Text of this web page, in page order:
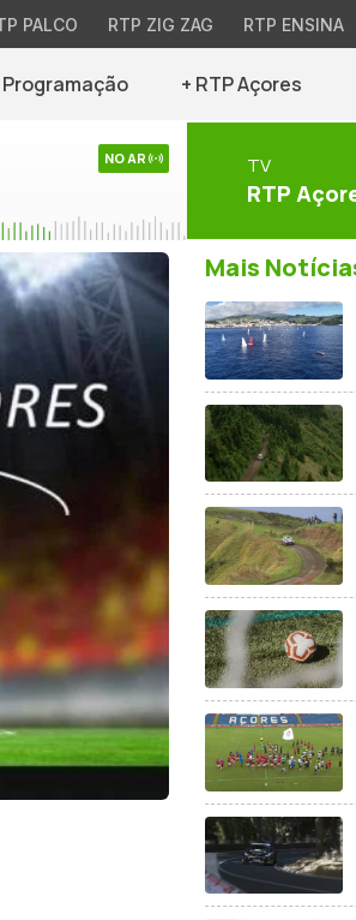
PALCO RTP ZIG ZAG RTP ENSINA
Programação + RTP Açores
NO AR TV
RTP
Mais